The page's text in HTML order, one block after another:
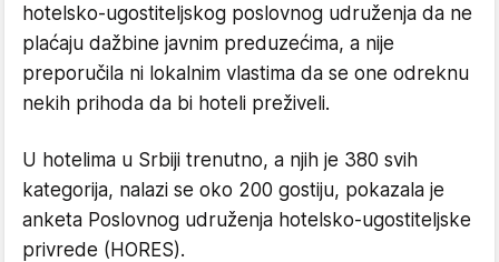
hotelsko-ugostiteljskog poslovnog udruženja da ne
plaćaju dažbine javnim preduzećima, a nije
preporučila ni lokalnim vlastima da se one odreknu
nekih prihoda da bi hoteli preživeli.
U hotelima u Srbiji trenutno, a njih je 380 svih
kategorija, nalazi se oko 200 gostiju, pokazala je
anketa Poslovnog udruženja hotelsko-ugostiteljske
privrede (HORES).